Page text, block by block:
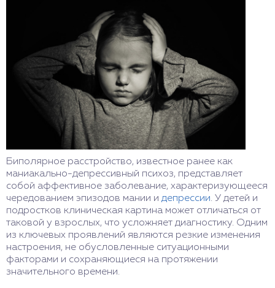
Биполярное расстройство, известное ранее как
маниакально-депрессивный психоз, представляет
собой аффективное заболевание, характеризующееся
чередованием эпизодов мании и депрессии. У детей и
подростков клиническая картина может отличаться от
таковой у взрослых, что усложняет диагностику. Одним
из ключевых проявлений являются резкие изменения
настроения, не обусловленные ситуационными
факторами и сохраняющиеся на протяжении
значительного времени.